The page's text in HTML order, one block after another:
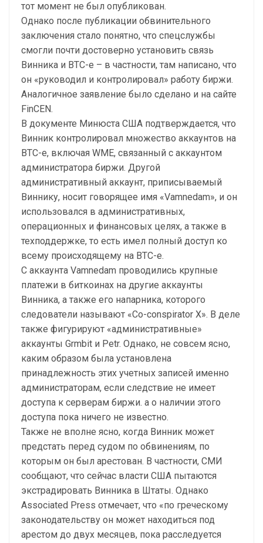
тот момент не был опубликован.
Однако после публикации обвинительного
заключения стало понятно, что спецслужбы
смогли почти достоверно установить связь
Винника и BTC-e – в частности, там написано, что
он «руководил и контролировал» работу биржи.
Аналогичное заявление было сделано и на сайте
FinCEN.
В документе Минюста США подтверждается, что
Винник контролировал множество аккаунтов на
BTC-e, включая WME, связанный с аккаунтом
администратора биржи. Другой
административный аккаунт, приписываемый
Виннику, носит говорящее имя «Vamnedam», и он
использовался в административных,
операционных и финансовых целях, а также в
техподдержке, то есть имел полный доступ ко
всему происходящему на BTC-e.
С аккаунта Vamnedam проводились крупные
платежи в биткоинах на другие аккаунты
Винника, а также его напарника, которого
следователи называют «Co-conspirator X». В деле
также фигурируют «административные»
аккаунты Grmbit и Petr. Однако, не совсем ясно,
каким образом была установлена
принадлежность этих учетных записей именно
администраторам, если следствие не имеет
доступа к серверам биржи. а о наличии этого
доступа пока ничего не известно.
Также не вполне ясно, когда Винник может
предстать перед судом по обвинениям, по
которым он был арестован. В частности, СМИ
сообщают, что сейчас власти США пытаются
экстрадировать Винника в Штаты. Однако
Associated Press отмечает, что «по греческому
законодательству он может находиться под
арестом до двух месяцев, пока расследуется